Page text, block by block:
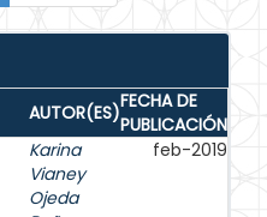
AUTOR(ES)FECHA DE
PUBLICACIÓN
Karina
Vianey
Ojeda
feb-2019